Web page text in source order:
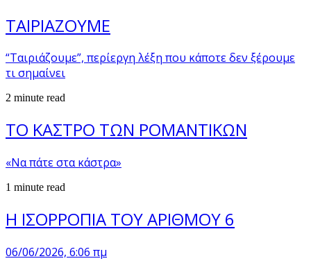
ΤΑΙΡΙΑΖΟΥΜΕ
“Ταιριάζουμε”, περίεργη λέξη που κάποτε δεν ξέρουμε
τι σημαίνει
2 minute read
ΤΟ ΚΑΣΤΡΟ ΤΩΝ ΡΟΜΑΝΤΙΚΩΝ
«Να πάτε στα κάστρα»
1 minute read
Η ΙΣΟΡΡΟΠΙΑ ΤΟΥ ΑΡΙΘΜΟΥ 6
06/06/2026, 6:06 πμ